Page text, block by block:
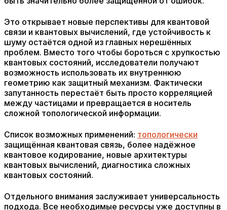
Это открывает новые перспективы для квантовой
связи и квантовых вычислений, где устойчивость к
шуму остаётся одной из главных нерешённых
проблем. Вместо того чтобы бороться с хрупкостью
квантовых состояний, исследователи получают
возможность использовать их внутреннюю
геометрию как защитный механизм. Фактически
запутанность перестаёт быть просто корреляцией
между частицами и превращается в носитель
сложной топологической информации.
Список возможных применений: топологически
защищённая квантовая связь, более надёжное
квантовое кодирование, новые архитектуры
квантовых вычислений, диагностика сложных
квантовых состояний.
Отдельного внимания заслуживает универсальность
подхода. Все необходимые ресурсы уже доступны в